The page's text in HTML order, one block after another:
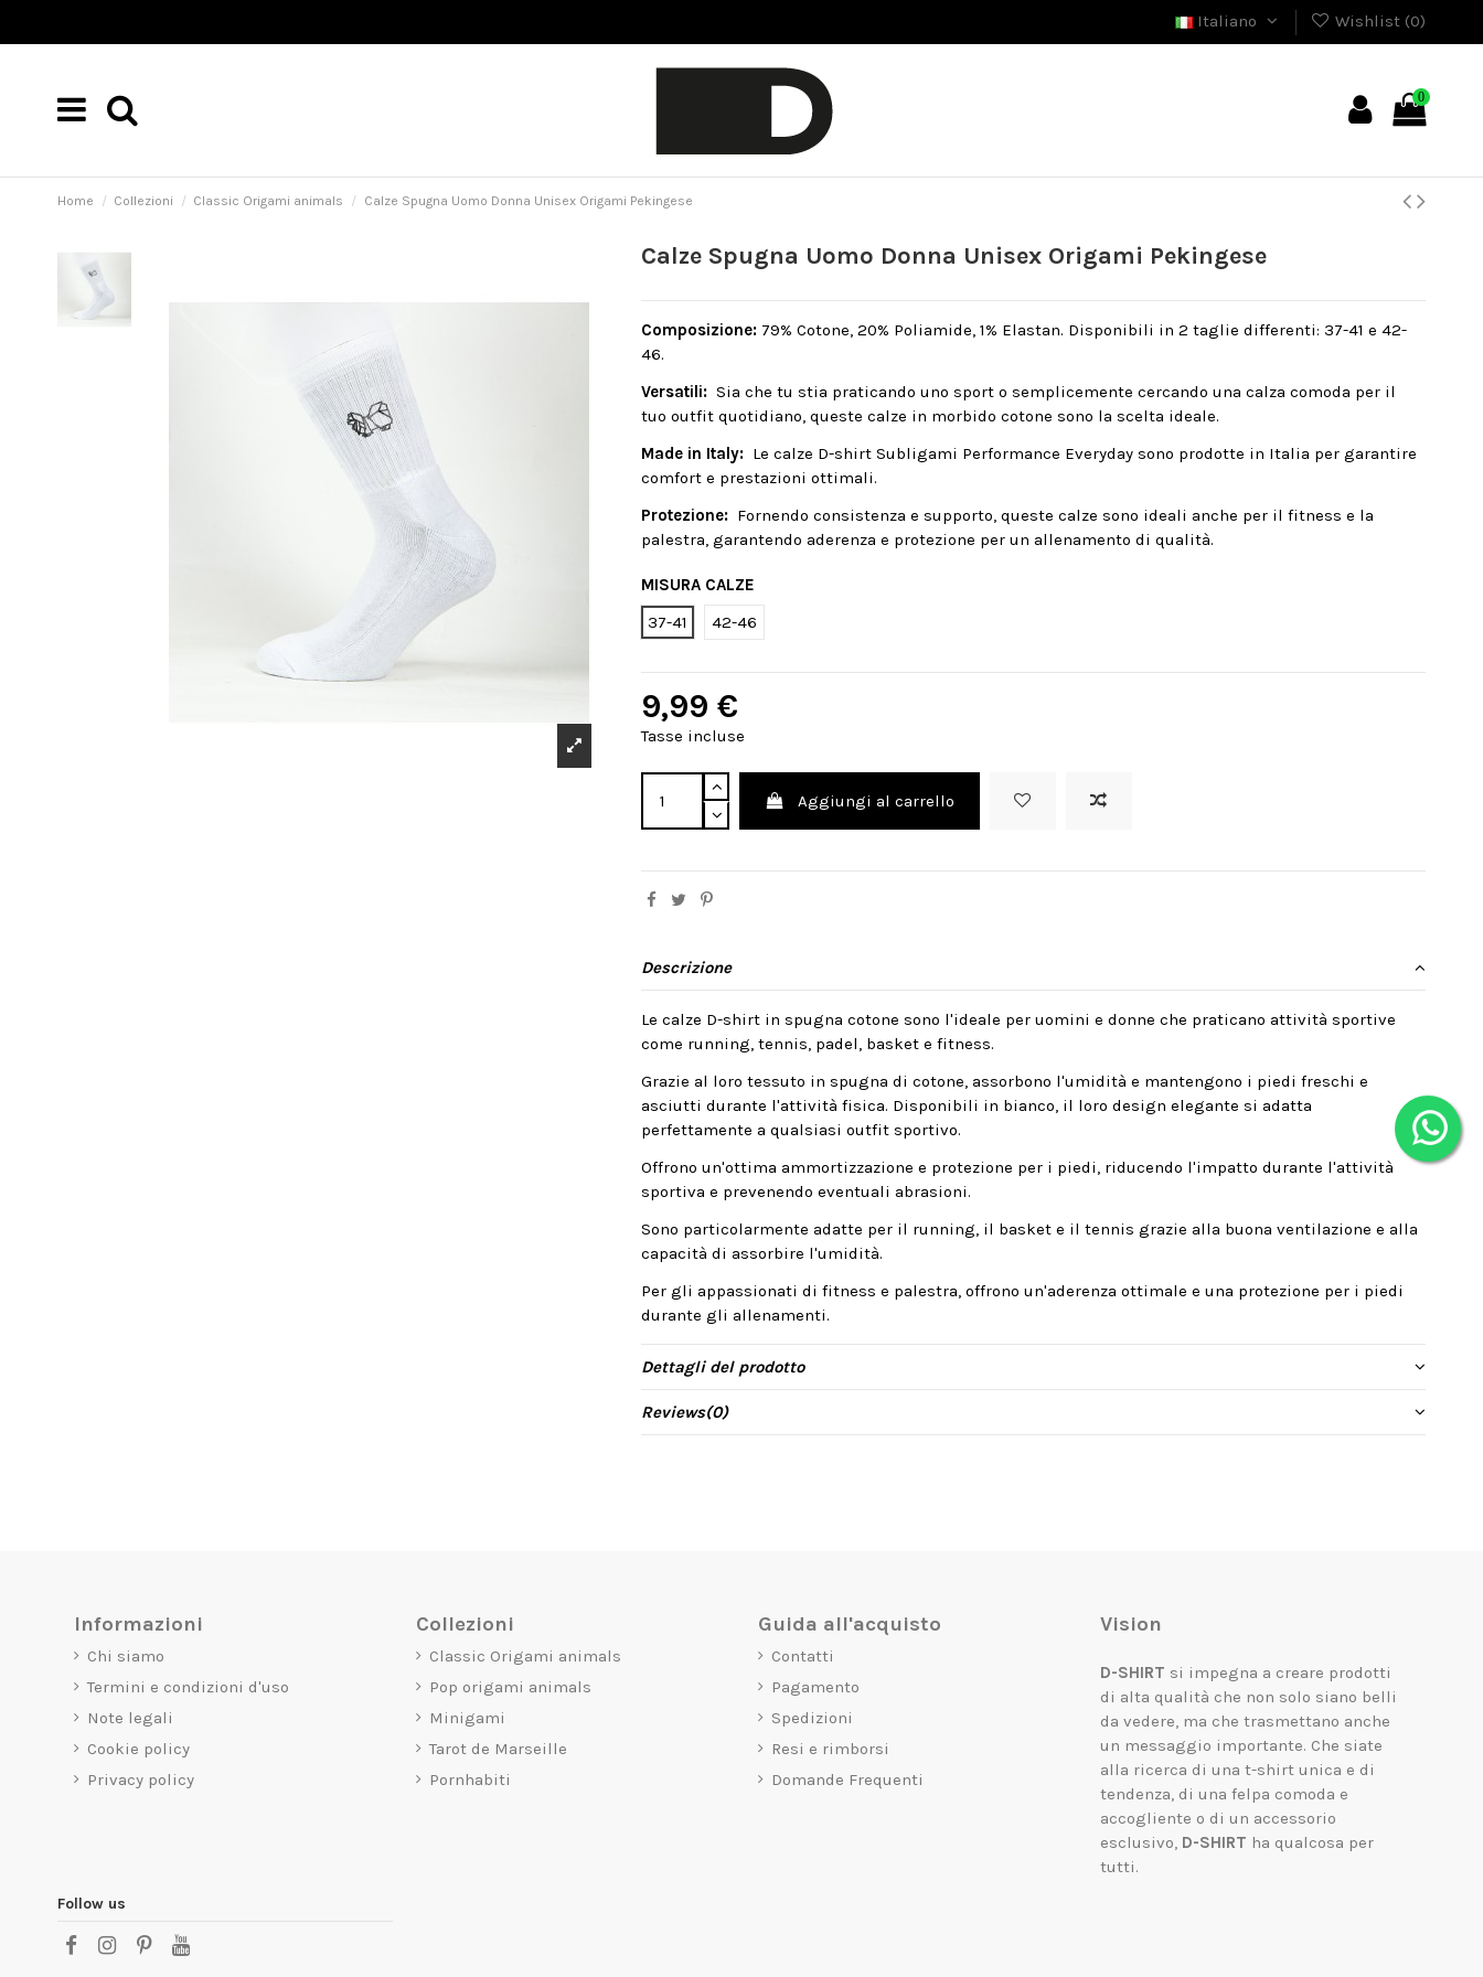
Italiano Wishlist (0)
0
Home Collezioni Classic Origami animals Calze Spugna Uomo Donna Unisex Origami Pekingese
Calze Spugna Uomo Donna Unisex Origami Pekingese
Composizione: 79% Cotone, 20% Poliamide, 1% Elastan. Disponibili in 2 taglie differenti: 37-41 e 42-
46.
Versatili: Sia che tu stia praticando uno sport o semplicemente cercando una calza comoda per il
tuo outfit quotidiano, queste calze in morbido cotone sono la scelta ideale.
Made in Italy: Le calze D-shirt Subligami Performance Everyday sono prodotte in Italia per garantire
comfort e prestazioni ottimali.
Protezione: Fornendo consistenza e supporto, queste calze sono ideali anche per il fitness e la
palestra, garantendo aderenza e protezione per un allenamento di qualità.
MISURA CALZE
37-41
42-46
9,99 €
Tasse incluse
Aggiungi al carrello
Descrizione
Le calze D-shirt in spugna cotone sono l'ideale per uomini e donne che praticano attività sportive
come running, tennis, padel, basket e fitness.
Grazie al loro tessuto in spugna di cotone, assorbono l'umidità e mantengono i piedi freschi e
asciutti durante l'attività fisica. Disponibili in bianco, il loro design elegante si adatta
perfettamente a qualsiasi outfit sportivo.
Offrono un'ottima ammortizzazione e protezione per i piedi, riducendo l'impatto durante l'attività
sportiva e prevenendo eventuali abrasioni.
Sono particolarmente adatte per il running, il basket e il tennis grazie alla buona ventilazione e alla
capacità di assorbire l'umidità.
Per gli appassionati di fitness e palestra, offrono un'aderenza ottimale e una protezione per i piedi
durante gli allenamenti.
Dettagli del prodotto
Reviews(0)
Informazioni
Chi siamo
Termini e condizioni d'uso
Note legali
Cookie policy
Privacy policy
Collezioni
Classic Origami animals
Pop origami animals
Minigami
Tarot de Marseille
Pornhabiti
Guida all'acquisto
Contatti
Pagamento
Spedizioni
Resi e rimborsi
Domande Frequenti
Vision
D-SHIRT si impegna a creare prodotti
di alta qualità che non solo siano belli
da vedere, ma che trasmettano anche
un messaggio importante. Che siate
alla ricerca di una t-shirt unica e di
tendenza, di una felpa comoda e
accogliente o di un accessorio
esclusivo, D-SHIRT ha qualcosa per
tutti.
Follow us